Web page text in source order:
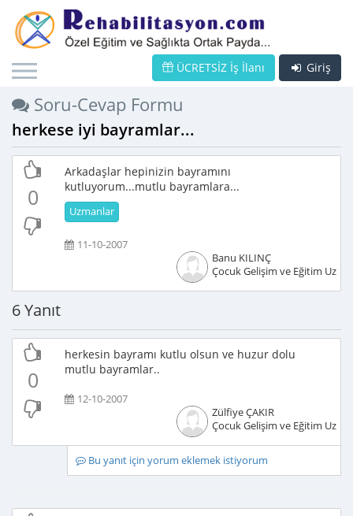
Giriş
ÜCRETSİZ İş İlanı
Soru-Cevap Formu
herkese iyi bayramlar...
0
Arkadaşlar hepinizin bayramını
kutluyorum...mutlu bayramlara...
Uzmanlar
11-10-2007
Banu KILINÇ
Çocuk Gelişim ve Eğitim
6 Yanıt
0
herkesin bayramı kutlu olsun ve huzur dolu
mutlu bayramlar..
12-10-2007
Zülfiye ÇAKIR
Çocuk Gelişim ve Eğitim
Bu yanıt için yorum eklemek istiyorum